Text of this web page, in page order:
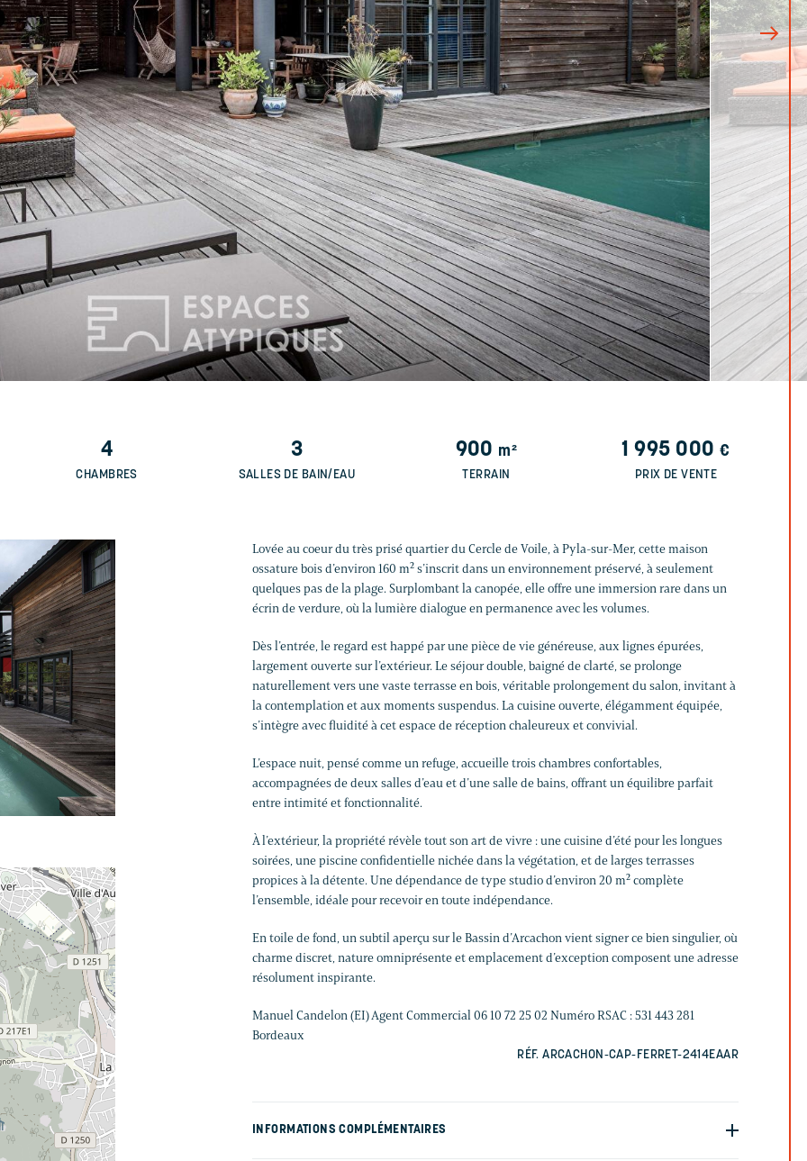
4
CHAMBRES
3
SALLES DE BAIN/EAU
900 m²
TERRAIN
1 995 000€
PRIX DE VENTE
Lovée au coeur du très prisé quartier du Cercle de Voile, à Pyla-sur-Mer, cette maison
ossature bois d’environ 160 m² s’inscrit dans un environnement préservé, à seulement
quelques pas de la plage. Surplombant la canopée, elle offre une immersion rare dans un
écrin de verdure, où la lumière dialogue en permanence avec les volumes.
Dès l’entrée, le regard est happé par une pièce de vie généreuse, aux lignes épurées,
largement ouverte sur l’extérieur. Le séjour double, baigné de clarté, se prolonge
naturellement vers une vaste terrasse en bois, véritable prolongement du salon, invitant à
la contemplation et aux moments suspendus. La cuisine ouverte, élégamment équipée,
s’intègre avec fluidité à cet espace de réception chaleureux et convivial.
L’espace nuit, pensé comme un refuge, accueille trois chambres confortables,
accompagnées de deux salles d’eau et d’une salle de bains, offrant un équilibre parfait
entre intimité et fonctionnalité.
À l’extérieur, la propriété révèle tout son art de vivre : une cuisine d’été pour les longues
soirées, une piscine confidentielle nichée dans la végétation, et de larges terrasses
propices à la détente. Une dépendance de type studio d’environ 20 m² complète
l’ensemble, idéale pour recevoir en toute indépendance.
En toile de fond, un subtil aperçu sur le Bassin d’Arcachon vient signer ce bien singulier, où
charme discret, nature omniprésente et emplacement d’exception composent une adresse
résolument inspirante.
Manuel Candelon (EI) Agent Commercial 06 10 72 25 02 Numéro RSAC : 531 443 281
Bordeaux
RÉF. ARCACHON-CAP-FERRET-2414EAAR
INFORMATIONS COMPLÉMENTAIRES